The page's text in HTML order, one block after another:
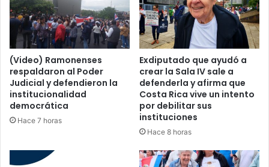
(Video) Ramonenses
respaldaron al Poder
Judicial y defendieron la
institucionalidad
democrática
Hace 7 horas
Exdiputado que ayudó a
crear la Sala IV sale a
defenderla y afirma que
Costa Rica vive un intento
por debilitar sus
instituciones
Hace 8 horas